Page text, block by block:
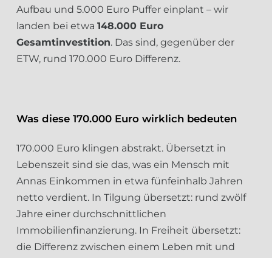
Aufbau und 5.000 Euro Puffer einplant – wir
landen bei etwa 148.000 Euro
Gesamtinvestition. Das sind, gegenüber der
ETW, rund 170.000 Euro Differenz.
Was diese 170.000 Euro wirklich bedeuten
170.000 Euro klingen abstrakt. Übersetzt in
Lebenszeit sind sie das, was ein Mensch mit
Annas Einkommen in etwa fünfeinhalb Jahren
netto verdient. In Tilgung übersetzt: rund zwölf
Jahre einer durchschnittlichen
Immobilienfinanzierung. In Freiheit übersetzt:
die Differenz zwischen einem Leben mit und